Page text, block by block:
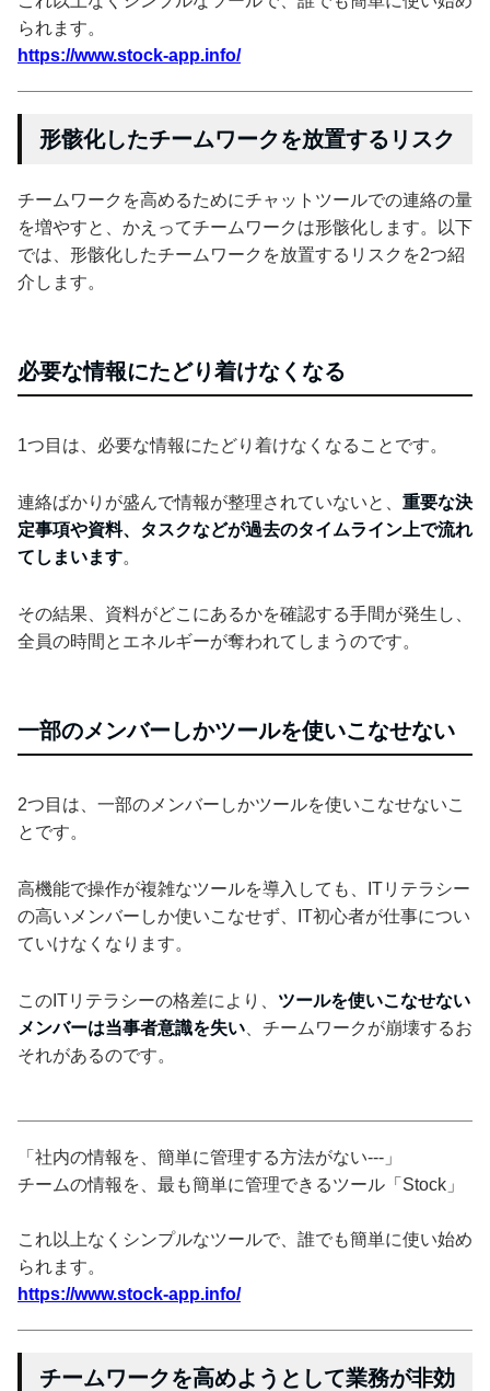
られます。
https://www.stock-app.info/
形骸化したチームワークを放置するリスク
チームワークを高めるためにチャットツールでの連絡の量
を増やすと、かえってチームワークは形骸化します。以下
では、形骸化したチームワークを放置するリスクを2つ紹
介します。
必要な情報にたどり着けなくなる
1つ目は、必要な情報にたどり着けなくなることです。
連絡ばかりが盛んで情報が整理されていないと、 重要な決
定事項や資料、タスクなどが過去のタイムライン上で流れ
てしまいます。
その結果、資料がどこにあるかを確認する手間が発生し、
全員の時間とエネルギーが奪われてしまうのです。
一部のメンバーしかツールを使いこなせない
2つ目は、一部のメンバーしかツールを使いこなせないこ
とです。
高機能で操作が複雑なツールを導入しても、ITリテラシー
の高いメンバーしか使いこなせず、IT初心者が仕事につい
ていけなくなります。
このITリテラシーの格差により、 ツールを使いこなせない
メンバーは当事者意識を失い 、チームワークが崩壊するお
それがあるのです。
「社内の情報を、簡単に管理する方法がない---」
チームの情報を、最も簡単に管理できるツール「Stock」
これ以上なくシンプルなツールで、誰でも簡単に使い始め
られます。
https://www.stock-app.info/
チームワークを高めようとして業務が非効